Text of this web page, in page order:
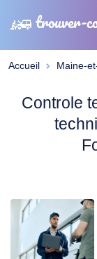
trouver-
Accueil Maine-
Controle